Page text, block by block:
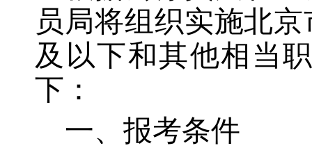
员局将组织实施北
及以下和其他相当
下：
一、报考条件